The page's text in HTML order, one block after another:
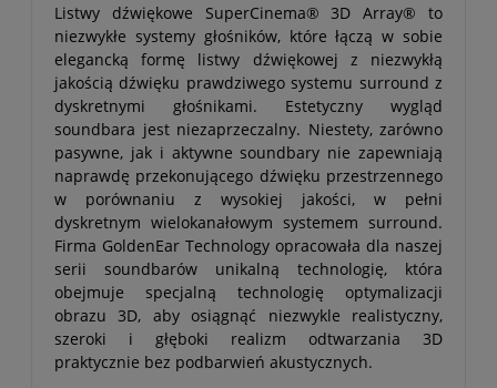
Listwy dźwiękowe SuperCinema® 3D Array® to
niezwykłe systemy głośników, które łączą w sobie
elegancką formę listwy dźwiękowej z niezwykłą
jakością dźwięku prawdziwego systemu surround z
dyskretnymi głośnikami. Estetyczny wygląd
soundbara jest niezaprzeczalny. Niestety, zarówno
pasywne, jak i aktywne soundbary nie zapewniają
naprawdę przekonującego dźwięku przestrzennego
w porównaniu z wysokiej jakości, w pełni
dyskretnym wielokanałowym systemem surround.
Firma GoldenEar Technology opracowała dla naszej
serii soundbarów unikalną technologię, która
obejmuje specjalną technologię optymalizacji
obrazu 3D, aby osiągnąć niezwykle realistyczny,
szeroki i głęboki realizm odtwarzania 3D
praktycznie bez podbarwień akustycznych.